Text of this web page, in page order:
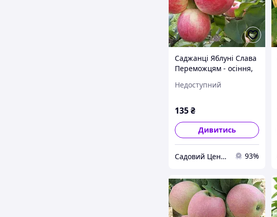
Саджанці Яблуні Слава
Переможцям - осіння,
Недоступний
135₴
Дивитись
Садовий Центр "РайСад" 93%